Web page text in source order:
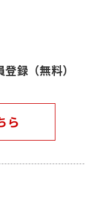
録（無料）
ら